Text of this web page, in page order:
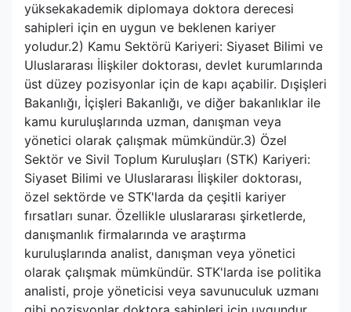
yüksekakademik diplomaya doktora derecesi
sahipleri için en uygun ve beklenen kariyer
yoludur.2) Kamu Sektörü Kariyeri: Siyaset Bilimi ve
Uluslararası İlişkiler doktorası, devlet kurumlarında
üst düzey pozisyonlar için de kapı açabilir. Dışişleri
Bakanlığı, İçişleri Bakanlığı, ve diğer bakanlıklar ile
kamu kuruluşlarında uzman, danışman veya
yönetici olarak çalışmak mümkündür.3) Özel
Sektör ve Sivil Toplum Kuruluşları (STK) Kariyeri:
Siyaset Bilimi ve Uluslararası İlişkiler doktorası,
özel sektörde ve STK'larda da çeşitli kariyer
fırsatları sunar. Özellikle uluslararası şirketlerde,
danışmanlık firmalarında ve araştırma
kuruluşlarında analist, danışman veya yönetici
olarak çalışmak mümkündür. STK'larda ise politika
analisti, proje yöneticisi veya savunuculuk uzmanı